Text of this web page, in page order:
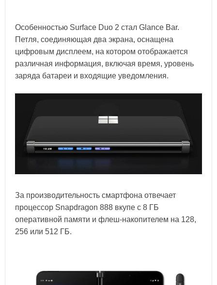
Особенностью Surface Duo 2 стал Glance Bar.
Петля, соединяющая два экрана, оснащена
цифровым дисплеем, на котором отображается
различная информация, включая время, уровень
заряда батареи и входящие уведомления.
За производительность смартфона отвечает
процессор Snapdragon 888 вкупе с 8 ГБ
оперативной памяти и флеш-накопителем на 128,
256 или 512 ГБ.